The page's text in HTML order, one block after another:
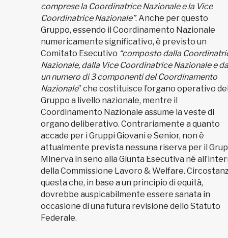
comprese la Coordinatrice Nazionale e la Vice
Coordinatrice Nazionale”. Anche per questo
Gruppo, essendo il Coordinamento Nazionale
numericamente significativo, è previsto un
Comitato Esecutivo “composto dalla
Nazionale, dalla Vice Coordinatrice Nazionale e da
un numero di 3 componenti del Coordinamento
Nazionale” che costituisce l’organo operativo
Gruppo a livello nazionale, mentre il
Coordinamento Nazionale assume la veste di
organo deliberativo. Contrariamente a quanto
accade per i Gruppi Giovani e Senior, non è
attualmente prevista nessuna riserva per il
Minerva in seno alla Giunta Esecutiva né
della Commissione Lavoro & Welfare.
questa che, in base a un principio di equità,
dovrebbe auspicabilmente essere sanata in
occasione di una futura revisione dello Statuto
Federale.